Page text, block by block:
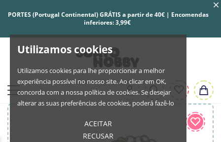
Utilizamos cookies
Utilizamos cookies para lhe proporcionar a melhor
experiência possível no nosso site. Ao clicar em OK,
concorda com a nossa política de cookies. Se desejar
alterar as suas preferências de cookies, poderá fazê-lo
ACEITAR
RECUSAR
PORTES (Portugal Continental) GRÁTIS a partir de 40€ | Encomendas
inferiores: 3,99€